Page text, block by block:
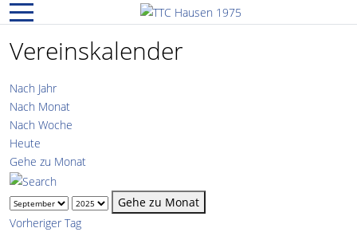
Mobile Menu Toggle
Vereinskalender
Nach Jahr
Nach Monat
Nach Woche
Heute
Gehe zu Monat
Gehe zu Monat
Vorheriger Tag